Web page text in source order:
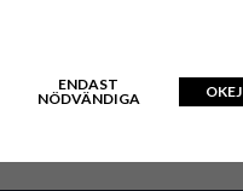
ENDAST
NÖDVÄNDIGA
OKEJ